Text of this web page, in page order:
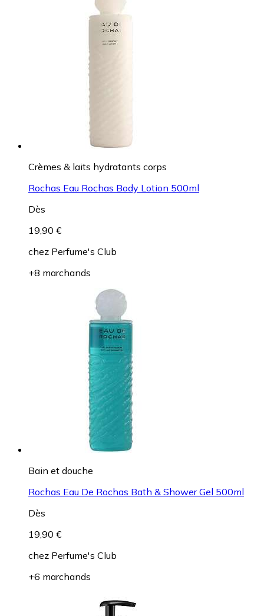
Crèmes & laits hydratants corps
Rochas Eau Rochas Body Lotion 500ml
Dès
19,90 €
chez Perfume's Club
+8 marchands
Bain et douche
Rochas Eau De Rochas Bath & Shower Gel 500ml
Dès
19,90 €
chez Perfume's Club
+6 marchands